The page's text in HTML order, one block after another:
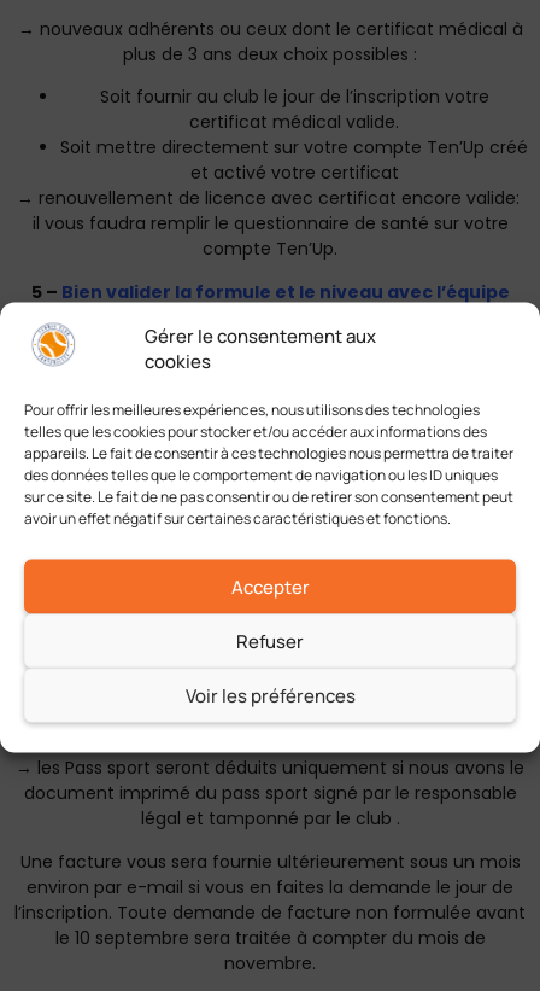
Gérer le consentement aux
cookies
Pour offrir les meilleures expériences, nous utilisons des technologies
telles que les cookies pour stocker et/ou accéder aux informations des
appareils. Le fait de consentir à ces technologies nous permettra de traiter
des données telles que le comportement de navigation ou les ID uniques
sur ce site. Le fait de ne pas consentir ou de retirer son consentement peut
avoir un effet négatif sur certaines caractéristiques et fonctions.
Accepter
Refuser
Voir les préférences
→ nouveaux adhérents ou ceux dont le certificat médical à
plus de 3 ans deux choix possibles :
Soit fournir au club le jour de l’inscription votre
certificat médical valide.
Soit mettre directement sur votre compte Ten’Up créé
et activé votre certificat
→ renouvellement de licence avec certificat encore valide:
il vous faudra remplir le questionnaire de santé sur votre
compte Ten’Up.
5 – Bien valider la formule et le niveau avec l’équipe
Isabelle Santal, responsable sportive, Bastien Galea CQPET et
répondre à toutes vos questions .
Les cours d’essai restent possibles durant la période des
inscriptions définitives.
6 –Vous être acquitté du montant de votre adhésion
→ soit par chèque ANCV valable jusqu’en 2025
→ soit par chèque au nom du TCF ( possibilité de paiement
en 3X ,1 en octobre , novembre et janvier ).
→ les coupons sports ou les participations d’airbus sont
toujours possibles !
→ les Pass sport seront déduits uniquement si nous avons le
document imprimé du pass sport signé par le responsable
légal et tamponné par le club .
Une facture vous sera fournie ultérieurement sous un mois
environ par e-mail si vous en faites la demande le jour de
l’inscription. Toute demande de facture non formulée avant
le 10 septembre sera traitée à compter du mois de
novembre.